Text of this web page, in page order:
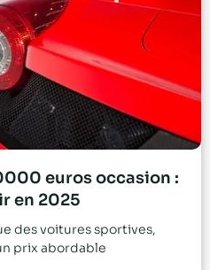
euros occasion :
en 2025
des voitures sportives,
prix abordable